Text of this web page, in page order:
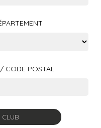
/ CODE POSTAL